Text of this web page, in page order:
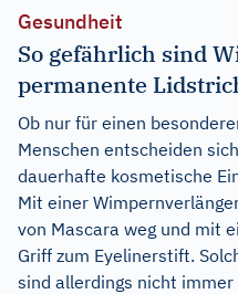
Gesundheit
So gefährlich sind
permanente
Ob nur für einen
Menschen entscheiden
dauerhafte kosmetische
Mit einer
von Mascara weg und mit
Griff zum Eyelinerstift.
sind allerdings nicht